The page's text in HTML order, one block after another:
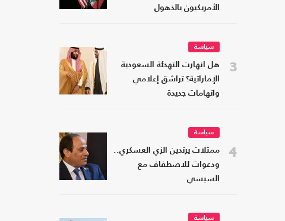
الأمريكيون بالذهول
3
سياسة
هل انهارت التهدئة السعودية
الإماراتية؟ تراشق إعلامي
واتهامات جديدة
4
سياسة
ممثلات يرتدين الزي العسكري..
ودعوات للاصطفاف مع
السيسي
سياسة